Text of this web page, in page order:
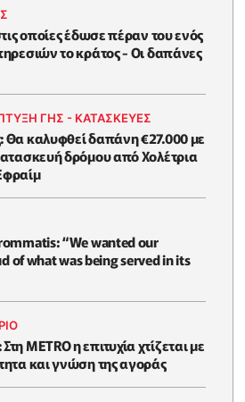
οποίες έδωσε πέραν του ενός
το κράτος - Οι δαπάνες
ΓΗΣ - ΚΑΤΑΣΚΕΥΕΣ
Θα καλυφθεί δαπάνη €27.000 με
δρόμου από Χολέτρια
“We wanted our
of what was being served in its
METRO η επιτυχία χτίζεται με
και γνώση της αγοράς